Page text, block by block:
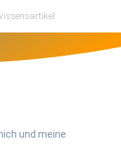
und meine